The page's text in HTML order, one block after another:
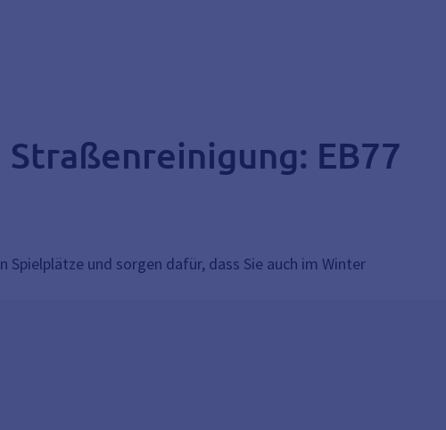
EB77
und sorgen dafür, dass Sie auch im Winter